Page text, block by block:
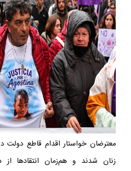
معترضان خواستار اقدام قاطع دولت
زنان شدند و هم‌زمان انتقادها از